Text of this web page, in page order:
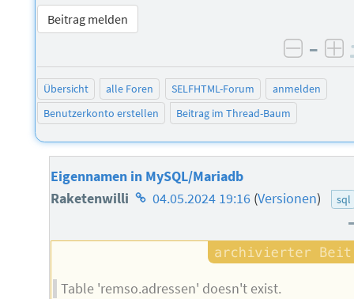
Beitrag melden
–
Übersicht alle Foren SELFHTML-Forum
anmelden
Benutzerkonto erstellen
Beitrag im Thread-Baum
Eigennamen in MySQL/Mariadb
Raketenwilli Homepage
Autors
04.05.2024 19:16 (Versionen) sql
Table 'remso.adressen' doesn't exist.